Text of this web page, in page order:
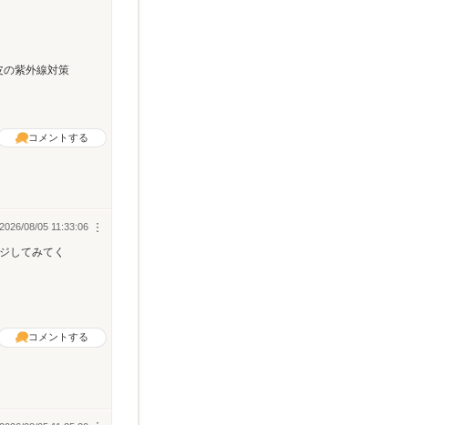
の紫外線対策
コメントする
︙
2026/08/05 11:33:06
してみてく
コメントする